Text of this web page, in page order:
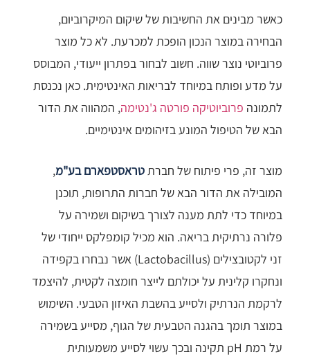
כאשר מבינים את החשיבות של שיקום המיקרוביום,
הבחירה במוצר הנכון הופכת למכרעת. לא כל מוצר
פרוביוטי נוצר שווה. חשוב לבחור בפתרון ייעודי, המבוסס
על מדע ופותח במיוחד לבריאות האינטימית. כאן נכנסת
לתמונה פרוביוטיקה פורטה ג'נטימה, המהווה את הדור
הבא של הטיפול המונע בזיהומים אינטימיים.
מוצר זה, פרי פיתוח של חברתטראסטפארם בע"מ,
המובילה את הדור הבא של חברות התרופות, תוכנן
במיוחד כדי לתת מענה לצורך בשיקום ושמירה על
פלורה נרתיקית בריאה. הוא מכיל קומפלקס ייחודי של
זני לקטובצילים (Lactobacillus) אשר נבחרו בקפידה
ונחקרו קלינית על יכולתם לייצר חומצה לקטית, להיצמד
לרקמת הנרתיק ולסייע בהשבת האיזון הטבעי. השימוש
במוצר תומך בהגנה הטבעית של הגוף, מסייע בשמירה
על רמת pH תקינה ובכך עשוי לסייע משמעותית